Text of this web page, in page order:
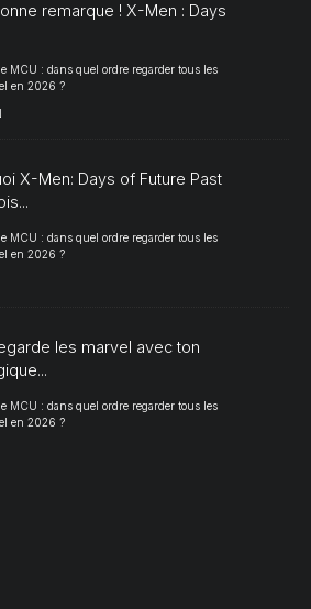
remarque ! X-Men : Days
MCU : dans quel ordre regarder tous les
en 2026 ?
X-Men: Days of Future Past
MCU : dans quel ordre regarder tous les
en 2026 ?
les marvel avec ton
MCU : dans quel ordre regarder tous les
en 2026 ?